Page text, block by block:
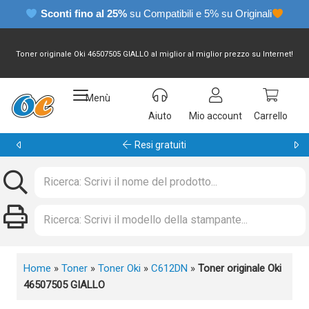
Sconti fino al 25% su Compatibili e 5% su Originali
Toner originale Oki 46507505 GIALLO al miglior al miglior prezzo su Internet!
Menù
Aiuto
Mio account Carrello
Garanzia 24 mesi
Home » Toner » Toner Oki » C612DN » Toner originale Oki
46507505 GIALLO